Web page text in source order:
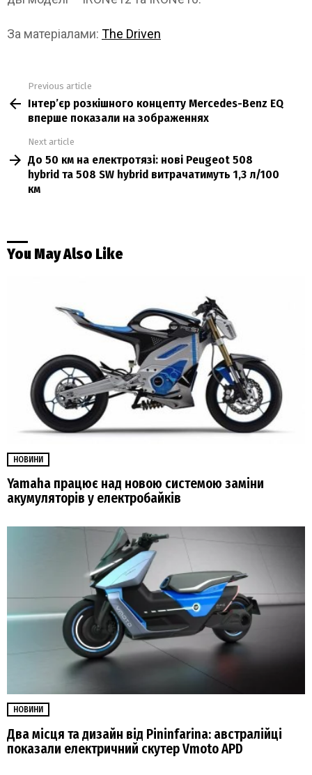
За матеріалами: The Driven
more
Previous article
Інтер’єр розкішного концепту Mercedes-Benz EQ
вперше показали на зображеннях
Next article
До 50 км на електротязі: нові Peugeot 508
hybrid та 508 SW hybrid витрачатимуть 1,3 л/100
км
You May Also Like
НОВИНИ
Yamaha працює над новою системою заміни
акумуляторів у електробайків
НОВИНИ
Два місця та дизайн від Pininfarina: австралійці
показали електричний скутер Vmoto APD